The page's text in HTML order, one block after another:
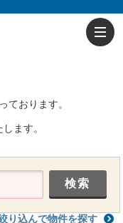
ております。
ます。
り込んで物件を探す